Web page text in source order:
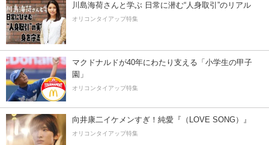
川島海荷さんと学ぶ 日常に潜む“人身取引”のリアル
オリコンタイアップ特集
マクドナルドが40年にわたり支える「小学生の甲子
園」
オリコンタイアップ特集
向井康二イケメンすぎ！純愛『（LOVE SONG）』
オリコンタイアップ特集